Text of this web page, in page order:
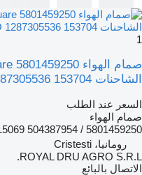
1
الشاحنات IVECO 1287305536 153704
السعر عند الطلب
صمام الهواء
5801459250 / 504387954 504115069
رومانيا، Cristesti
ROYAL DRU AGRO S.R.L.
الاتصال بالبائع